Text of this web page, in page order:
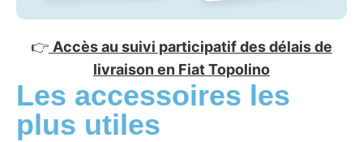
👉 Accès au suivi participatif des délais de
livraison en Fiat Topolino
Les accessoires les
plus utiles